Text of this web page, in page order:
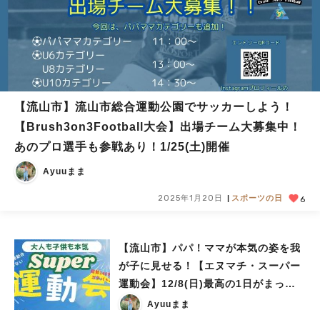
【流山市】流山市総合運動公園でサッカーしよう！
【Brush3on3Football大会】出場チーム大募集中！
あのプロ選手も参戦あり！1/25(土)開催
Ayuuまま
2025年1月20日 スポーツの日 6
【流山市】パパ！ママが本気の姿を我
が子に見せる！【エヌマチ・スーパー
運動会】12/8(日)最高の1日がまって
いる♩Ayuuまま